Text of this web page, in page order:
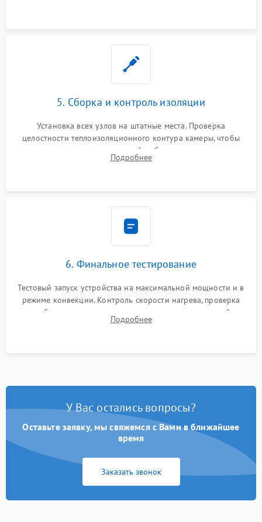
5. Сборка и контроль изоляции
Установка всех узлов на штатные места. Проверка
целостности теплоизоляционного контура камеры, чтобы
исключить перегрев кухонной мебели и потерю тепла.
Надежная фиксация клемм и сборка корпуса шкафа.
Подробнее
6. Финальное тестирование
Тестовый запуск устройства на максимальной мощности и в
режиме конвекции. Контроль скорости нагрева, проверка
срабатывания термостата при достижении заданной
температуры и тест на отсутствие утечек тока.
Подробнее
У Вас остались вопросы?
Оставьте заявку, мы свяжемся с Вами в ближайшее
время
Заказать звонок